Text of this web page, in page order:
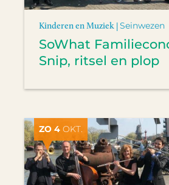
Kinderen en Muziek |Seinwezen
SoWhat
Snip, ritsel en plop
ZO 4 OKT.